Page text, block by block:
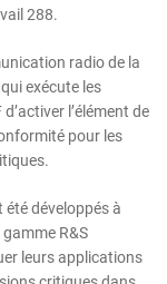
288.
radio de la
exécute les
l’élément de
pour les
développés à
R&S
leurs applications